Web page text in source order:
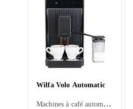
Wilfa Volo Automatic
Machines à café automatiques, Moulin à café, Affichage, 2 tasses à la fois, Indépendant